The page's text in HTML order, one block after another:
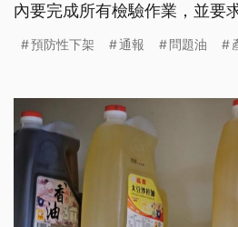
內要完成所有檢驗作業，並要
「分源分項」、「逐批確認」
預防性下架 通報 問題油